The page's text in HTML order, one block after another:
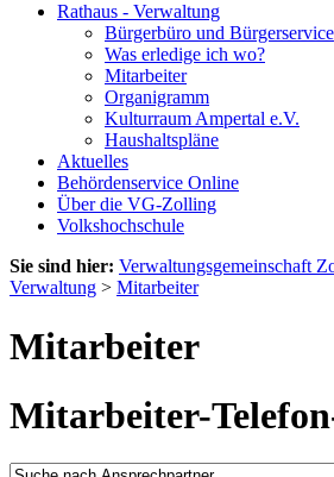
Rathaus - Verwaltung
Bürgerbüro und Bürgerservice
Was erledige ich wo?
Mitarbeiter
Organigramm
Kulturraum Ampertal e.V.
Haushaltspläne
Aktuelles
Behördenservice Online
Über die VG-Zolling
Volkshochschule
Sie sind hier: Verwaltungsgemeinschaft
Verwaltung > Mitarbeiter
Mitarbeiter
Mitarbeiter-